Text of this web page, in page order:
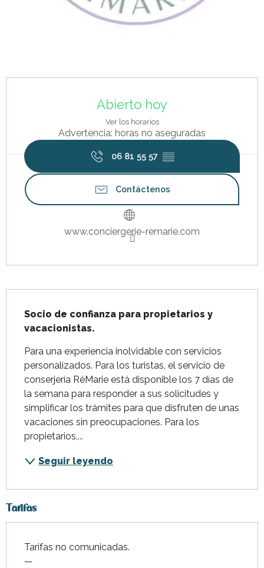
Abierto hoy
Ver los horarios
Advertencia: horas no aseguradas
06 81 55 57 ▒▒
Contáctenos
www.conciergerie-remarie.com
Socio de confianza para propietarios y
vacacionistas.
Para una experiencia inolvidable con servicios
personalizados. Para los turistas, el servicio de
conserjería RéMarie está disponible los 7 días de
la semana para responder a sus solicitudes y
simplificar los trámites para que disfruten de unas
vacaciones sin preocupaciones. Para los
propietarios,...
Seguir leyendo
Tarifas
Tarifas no comunicadas.
—